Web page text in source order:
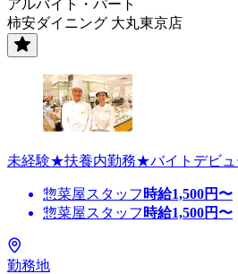
アルバイト・パート
柿安ダイニング 大丸東京店
未経験★扶養内勤務★バイトデビ
惣菜屋スタッフ 時給1,500円〜
惣菜屋スタッフ 時給1,500円〜
勤務地